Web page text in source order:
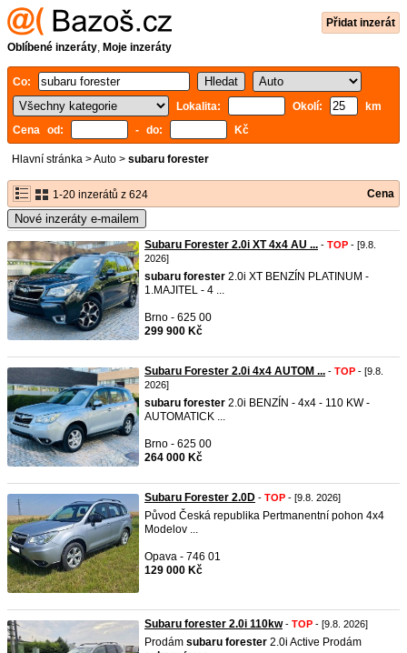
Přidat inzerát
Oblíbené inzeráty, Moje inzeráty
Co:
Lokalita:
Okolí:
km
Cena od:
- do: Kč
Hlavní stránka >Auto > subaru forester
1-20 inzerátů z 624 Cena
Nové inzeráty e-mailem
Subaru Forester 2.0i XT 4x4 AU ... - TOP - [9.8.
2026]
subaru forester 2.0i XT BENZÍN PLATINUM -
1.MAJITEL - 4 ...
Brno - 625 00
299 900 Kč
Subaru Forester 2.0i 4x4 AUTOM ... - TOP - [9.8.
2026]
subaru forester 2.0i BENZÍN - 4x4 - 110 KW -
AUTOMATICK ...
Brno - 625 00
264 000 Kč
Subaru Forester 2.0D - TOP - [9.8. 2026]
Původ Česká republika Pertmanentní pohon 4x4
Modelov ...
Opava - 746 01
129 000 Kč
Subaru forester 2.0i 110kw- TOP - [9.8. 2026]
Prodám subaru forester 2.0i Active Prodám